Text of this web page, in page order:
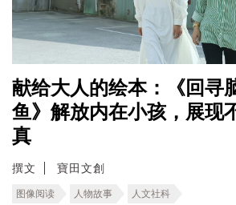
献给大人的绘本：《回寻
鱼》解放内在小孩，展现
真
撰文 寶田文創
图像阅读 人物故事 人文社科